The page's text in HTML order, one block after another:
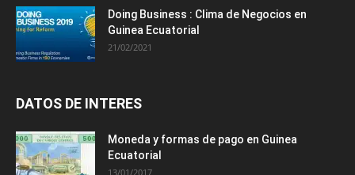
Doing Business : Clima de Negocios en
Guinea Ecuatorial
21/02/2021
DATOS DE INTERES
Moneda y formas de pago en Guinea
Ecuatorial
13/01/2017